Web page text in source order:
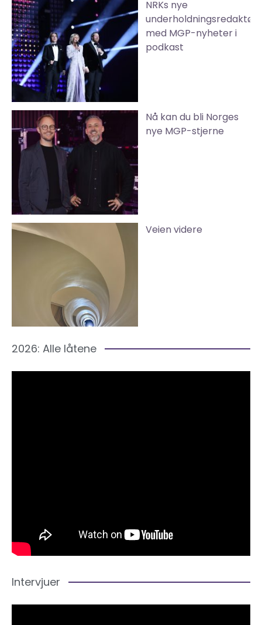
NRKs nye
underholdningsredaktør
med MGP-nyheter i
podkast
Nå kan du bli Norges
nye MGP-stjerne
Veien videre
2026: Alle låtene
Intervjuer